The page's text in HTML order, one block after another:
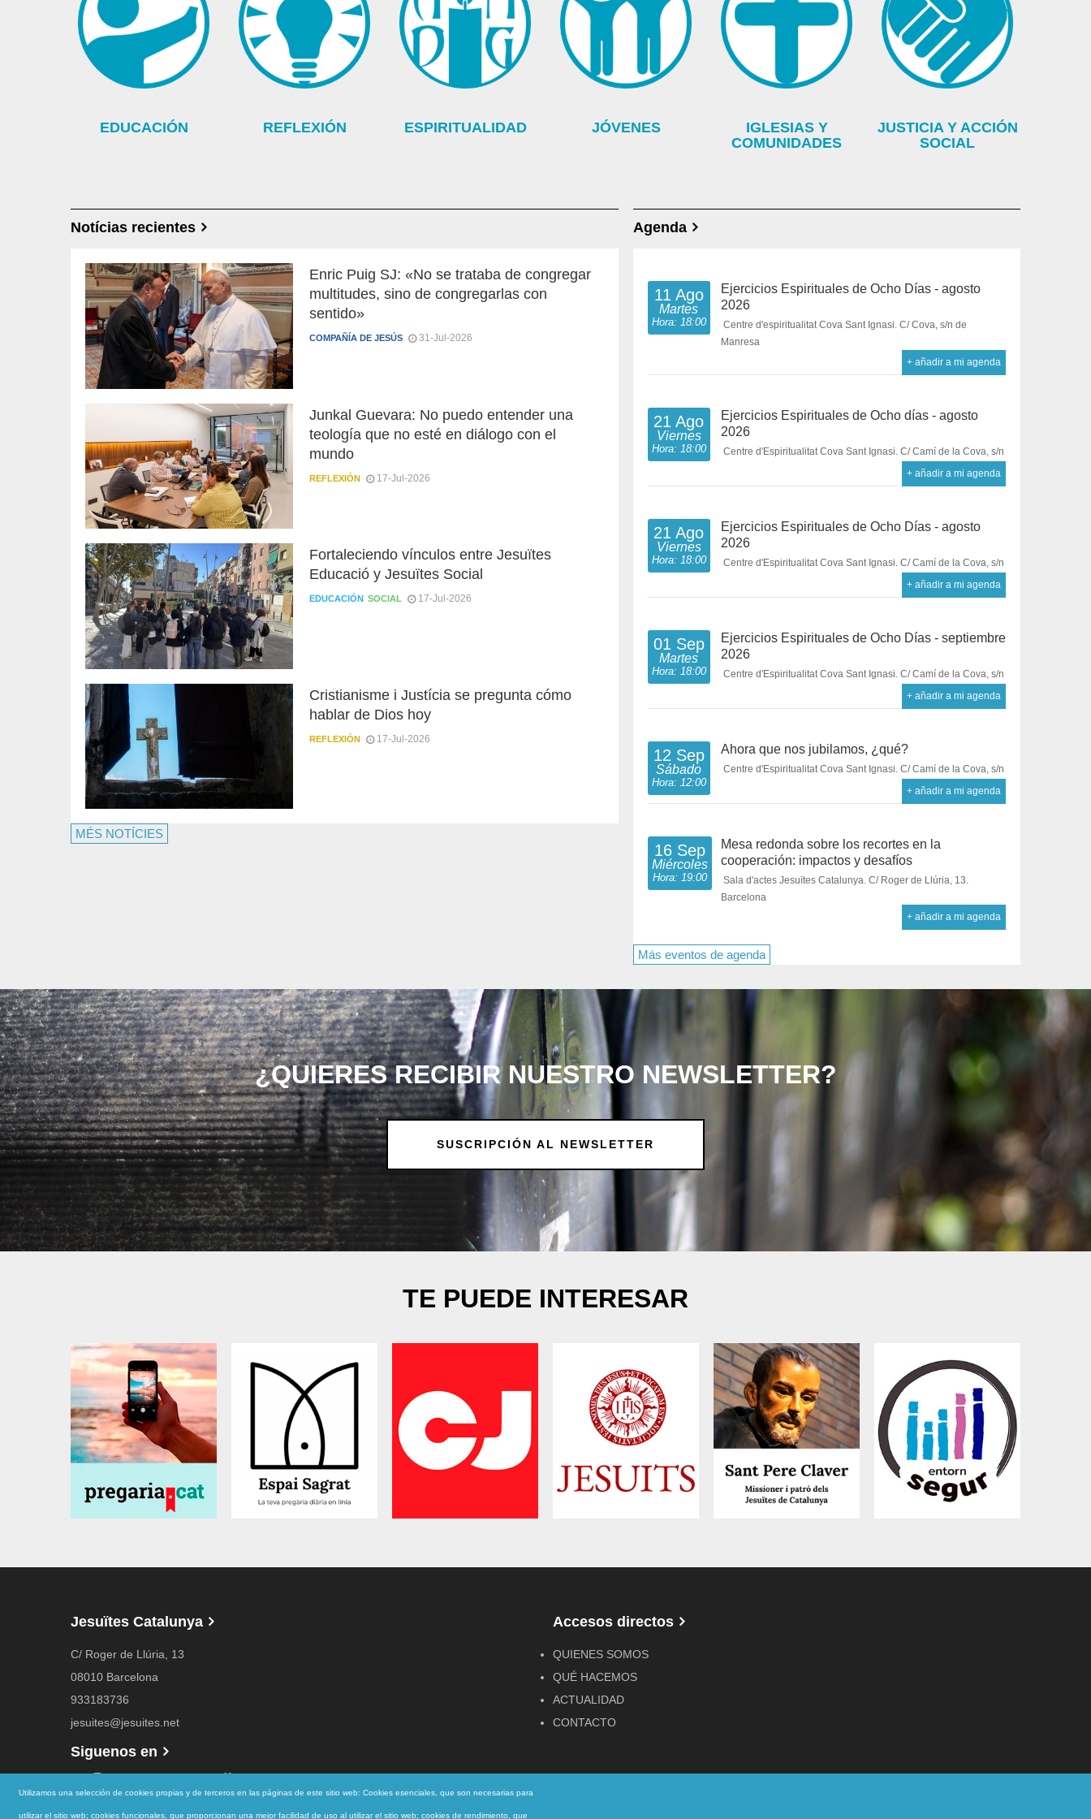
EDUCACIÓN REFLEXIÓN ESPIRITUALIDAD JÓVENES
IGLESIAS Y
COMUNIDADES
JUSTICIA Y ACCIÓN
SOCIAL
Notícias recientes
Enric Puig SJ: «No se trataba de congregar
multitudes, sino de congregarlas con
sentido»
COMPAÑÍA DE JESÚS 31-Jul-2026
Junkal Guevara: No puedo entender una
teología que no esté en diálogo con el
mundo
REFLEXIÓN 17-Jul-2026
Fortaleciendo vínculos entre Jesuïtes
Educació y Jesuïtes Social
EDUCACIÓN SOCIAL 17-Jul-2026
Cristianisme i Justícia se pregunta cómo
hablar de Dios hoy
REFLEXIÓN 17-Jul-2026
MÉS NOTÍCIES
Agenda
11 Ago
Martes
Hora: 18:00
Ejercicios Espirituales de Ocho Días - agosto
2026
Centre d'espiritualitat Cova Sant Ignasi. C/ Cova, s/n de
Manresa
+ añadir a mi agenda
21 Ago
Viernes
Hora: 18:00
Ejercicios Espirituales de Ocho días - agosto
2026
Centre d'Espiritualitat Cova Sant Ignasi. C/ Camí de la Cova, s/n
+ añadir a mi agenda
21 Ago
Viernes
Hora: 18:00
Ejercicios Espirituales de Ocho Días - agosto
2026
Centre d'Espiritualitat Cova Sant Ignasi. C/ Camí de la Cova, s/n
+ añadir a mi agenda
01 Sep
Martes
Hora: 18:00
Ejercicios Espirituales de Ocho Días - septiembre
2026
Centre d'Espiritualitat Cova Sant Ignasi. C/ Camí de la Cova, s/n
+ añadir a mi agenda
12 Sep
Sábado
Hora: 12:00
Ahora que nos jubilamos, ¿qué?
Centre d'Espiritualitat Cova Sant Ignasi. C/ Camí de la Cova, s/n
+ añadir a mi agenda
16 Sep
Miércoles
Hora: 19:00
Mesa redonda sobre los recortes en la
cooperación: impactos y desafíos
Sala d'actes Jesuïtes Catalunya. C/ Roger de Llúria, 13.
Barcelona
+ añadir a mi agenda
Más eventos de agenda
¿QUIERES RECIBIR NUESTRO NEWSLETTER?
SUSCRIPCIÓN AL NEWSLETTER
TE PUEDE INTERESAR
Jesuïtes Catalunya
C/ Roger de Llúria, 13
08010 Barcelona
933183736
jesuites@jesuites.net
Siguenos en
Accesos directos
QUIENES SOMOS
QUÉ HACEMOS
ACTUALIDAD
CONTACTO
Utilizamos una selección de cookies propias y de terceros en las páginas de este sitio web: Cookies esenciales, que son necesarias para
utilizar el sitio web; cookies funcionales, que proporcionan una mejor facilidad de uso al utilizar el sitio web; cookies de rendimiento, que